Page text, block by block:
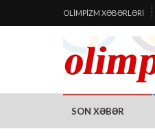
OLIMPIZM XƏBƏRLƏRI
SON XƏBƏR